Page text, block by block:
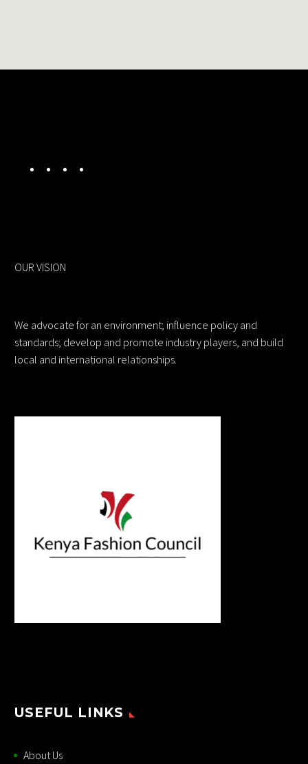
OUR VISION
We advocate for an environment; influence policy and
standards; develop and promote industry players, and build
local and international relationships.
USEFUL LINKS
About Us